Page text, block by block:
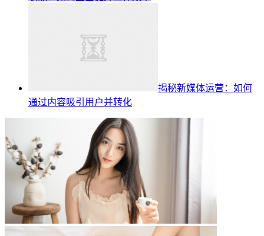
揭秘新媒体运营：如何
通过内容吸引用户并转化